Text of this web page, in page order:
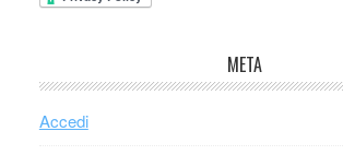
META
Accedi